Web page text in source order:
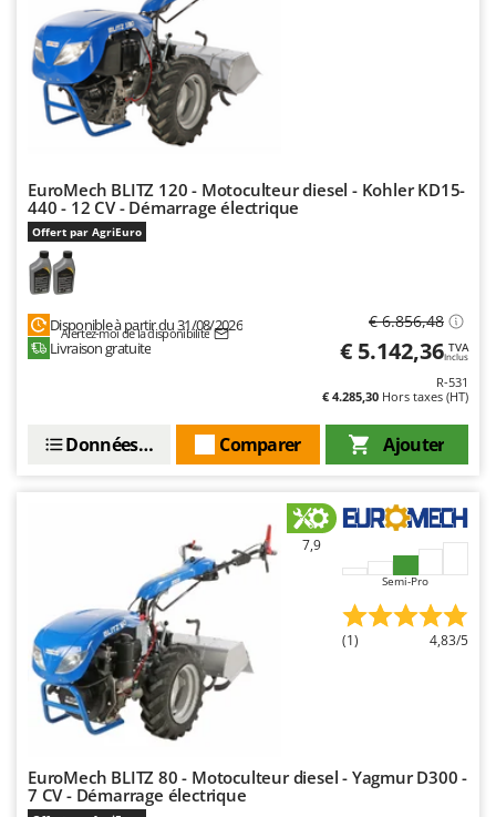
EuroMech BLITZ 120 - Motoculteur diesel - Kohler KD15-
440 - 12 CV - Démarrage électrique
Offert par AgriEuro
Disponible à partir du 31/08/2026
Alertez-moi de la disponibilité
Livraison gratuite
€ 6.856,48
€ 5.142,36 TVA
Inclus
R-531
€ 4.285,30 Hors taxes (HT)
Ajouter
Comparer
Données techniques
7,9
Semi-Pro
(1) 4,83/5
EuroMech BLITZ 80 - Motoculteur diesel - Yagmur D300 -
7 CV - Démarrage électrique